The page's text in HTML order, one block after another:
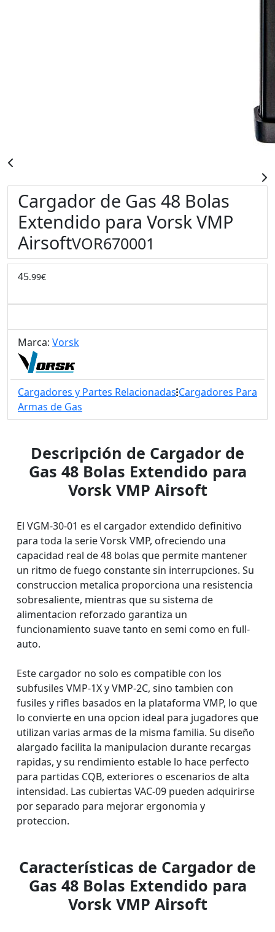
Cargador de Gas 48 Bolas
Extendido para Vorsk VMP
AirsoftVOR670001
45.99€
Marca: Vorsk
Cargadores y Partes Relacionadas Cargadores Para
Armas de Gas
Descripción de Cargador de
Gas 48 Bolas Extendido para
Vorsk VMP Airsoft
El VGM-30-01 es el cargador extendido definitivo
para toda la serie Vorsk VMP, ofreciendo una
capacidad real de 48 bolas que permite mantener
un ritmo de fuego constante sin interrupciones. Su
construccion metalica proporciona una resistencia
sobresaliente, mientras que su sistema de
alimentacion reforzado garantiza un
funcionamiento suave tanto en semi como en full-
auto.
Este cargador no solo es compatible con los
subfusiles VMP-1X y VMP-2C, sino tambien con
fusiles y rifles basados en la plataforma VMP, lo que
lo convierte en una opcion ideal para jugadores que
utilizan varias armas de la misma familia. Su diseño
alargado facilita la manipulacion durante recargas
rapidas, y su rendimiento estable lo hace perfecto
para partidas CQB, exteriores o escenarios de alta
intensidad. Las cubiertas VAC-09 pueden adquirirse
por separado para mejorar ergonomia y
proteccion.
Características de Cargador de
Gas 48 Bolas Extendido para
Vorsk VMP Airsoft